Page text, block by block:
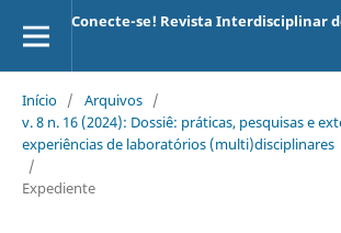
Conecte-se! Revista Interdisciplinar
Início / Arquivos /
v. 8 n. 16 (2024): Dossiê: práticas, pesquisas e
experiências de laboratórios (multi)disciplinares
/
Expediente